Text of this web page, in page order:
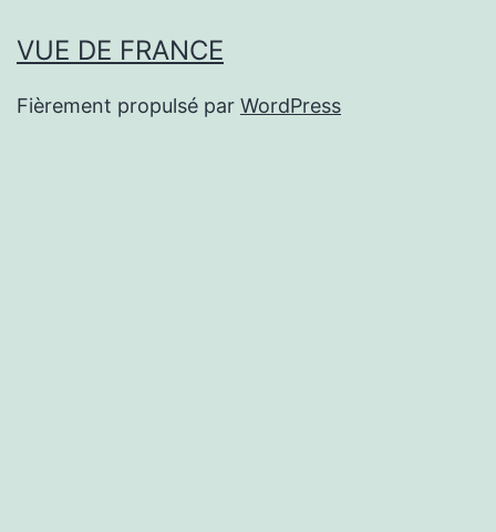
VUE DE FRANCE
Fièrement propulsé par WordPress